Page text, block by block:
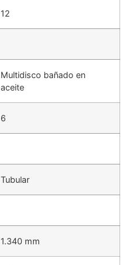
12
Multidisco bañado en
aceite
6
Tubular
1.340 mm